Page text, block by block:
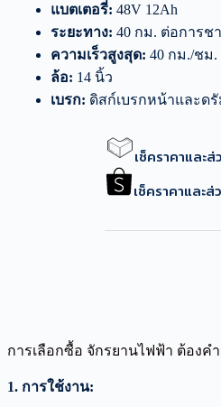
แบตเตอรี่: 48V 12Ah
ระยะทาง: 40 กม. ต่อการช
ความเร็วสูงสุด: 40 กม./ชม.
ล้อ: 14 นิ้ว
เบรก: ดิสก์เบรกหน้าและดรั
เช็คราคาและ
เช็คราคาและ
การเลือกซื้อ จักรยานไฟฟ้า ต้องค
1. การใช้งาน: